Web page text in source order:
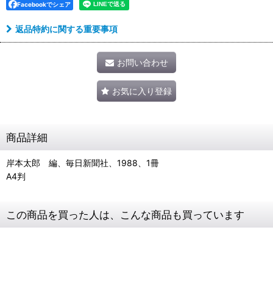
Facebookでシェア
返品特約に関する重要事項
お問い合わせ
お気に入り登録
商品詳細
岸本太郎 編、毎日新聞社、1988、1冊
A4判
この商品を買った人は、こんな商品も買っています